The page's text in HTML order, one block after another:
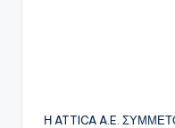
Η ATTICA A.E.